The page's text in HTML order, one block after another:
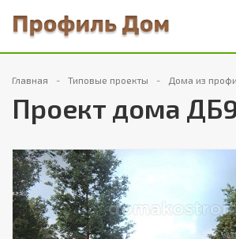
Главная Типовые проекты Дома из
Проект дома